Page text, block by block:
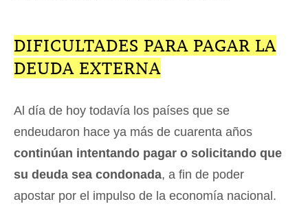
DIFICULTADES PARA PAGAR LA
DEUDA EXTERNA
Al día de hoy todavía los países que se
endeudaron hace ya más de cuarenta años
continúan intentando pagar o solicitando que
su deuda sea condonada, a fin de poder
apostar por el impulso de la economía nacional.